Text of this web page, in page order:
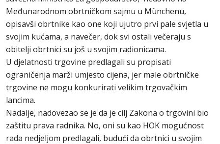
Međunarodnom obrtničkom sajmu u Münchenu,
opisavši obrtnike kao one koji ujutro prvi pale svjetla u
svojim kućama, a navečer, dok svi ostali večeraju s
obitelji obrtnici su još u svojim radionicama.
U djelatnosti trgovine predlagali su propisati
ograničenja marži umjesto cijena, jer male obrtničke
trgovine ne mogu konkurirati velikim trgovačkim
lancima.
Nadalje, nadovezao se je da je cilj Zakona o trgovini bio
zaštitu prava radnika. No, oni su kao HOK mogućnost
rada nedjeljom predlagali, budući da obrtnici u svojim